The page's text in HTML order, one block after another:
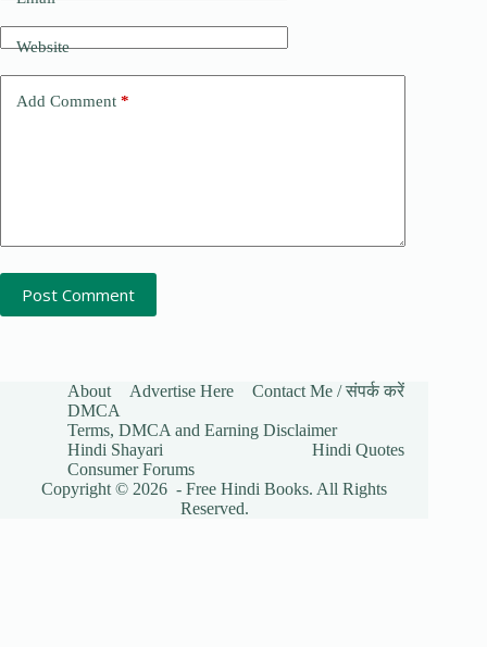
Website
Add Comment *
Post Comment
About Advertise Here
Contact Me / संपर्क करें
DMCA
Terms, DMCA and Earning Disclaimer
Hindi Shayari
Hindi Quotes
Consumer Forums
Copyright © 2026 - Free Hindi Books. All Rights
Reserved.